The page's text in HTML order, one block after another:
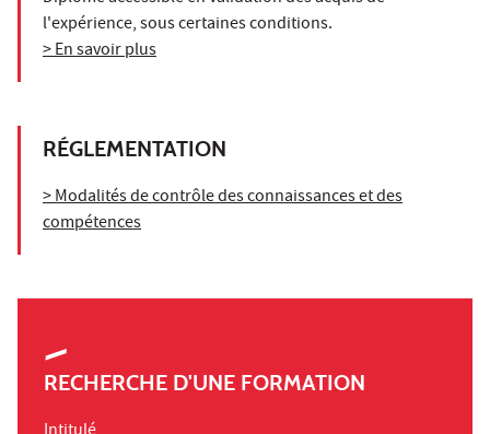
l'expérience, sous certaines conditions.
> En savoir plus
RÉGLEMENTATION
> Modalités de contrôle des connaissances et des
compétences
RECHERCHE D'UNE FORMATION